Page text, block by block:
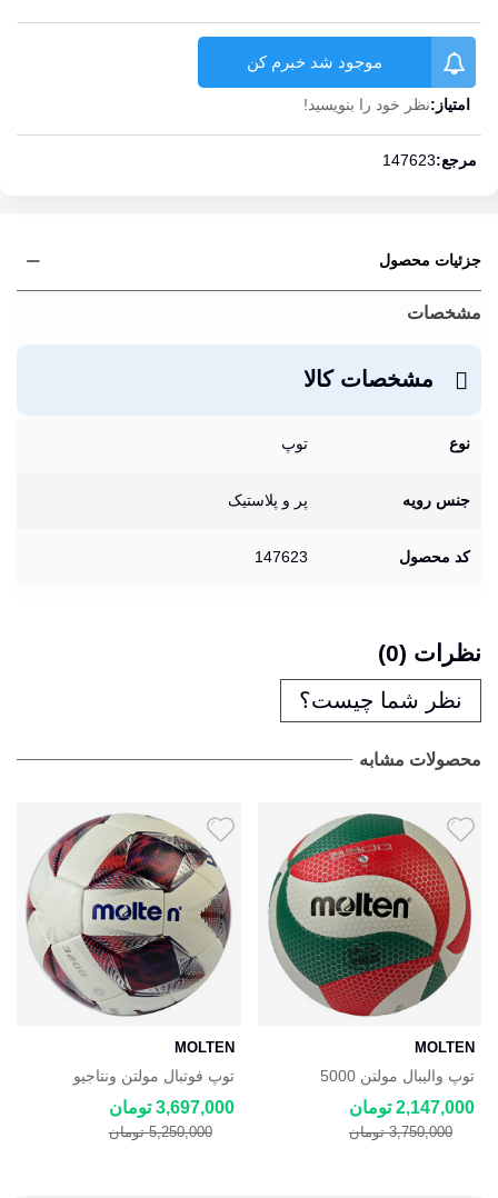
موجود شد خبرم کن
امتیاز:نظر خود را بنویسید!
مرجع:147623
جزئیات محصول
مشخصات
مشخصات کالا
نوع توپ
جنس رویه پر و پلاستیک
کد محصول 147623
نظرات (0)
نظر شما چیست؟
محصولات مشابه
MOLTEN
توپ والیبال مولتن 5000
2,147,000 تومان
3,750,000 تومان
MOLTEN
توپ فوتبال مولتن ونتاجیو
Molten 3200 سایز ۵
3,697,000 تومان
5,250,000 تومان